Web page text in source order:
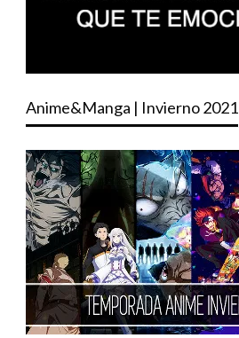
Anime&Manga | Invierno 2021